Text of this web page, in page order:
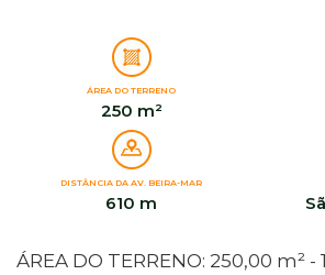
ÁREA DO TERRENO
250 m²
DISTÂNCIA DA AV. BEIRA-MAR
610 m
ÁREA DO TERRENO: 250,00 m² -